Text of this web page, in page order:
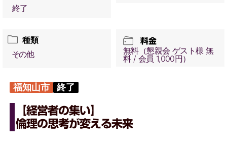
終了
種類
その他
料金
無料（懇親会 ゲスト様 無
料 / 会員 1,000円）
福知山市 終了
【経営者の集い】
倫理の思考が変える未来